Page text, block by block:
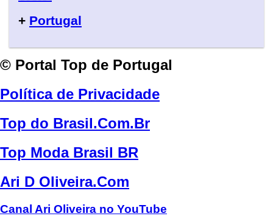
+ Portugal
© Portal Top de Portugal
Política de Privacidade
Top do Brasil.Com.Br
Top Moda Brasil BR
Ari D Oliveira.Com
Canal Ari Oliveira no YouTube